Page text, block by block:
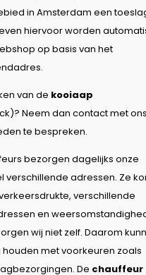
in Amsterdam een
hiervoor worden
op basis van het
van de kooiaap
Neem dan contact met
te bespreken.
bezorgen dagelijks onze
verschillende adressen. Ze
verschillende
en
wij niet zelf. Daarom
met voorkeuren zoals
De chauffeur